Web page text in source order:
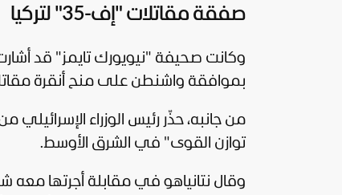
صفقة مقاتلات "إف-35" لتركيا
وكانت صحيفة "نيويورك تايمز" قد
بموافقة واشنطن على منح أنقرة مقاتلات أميركية من
من جانبه، حذّر رئيس الوزراء الإسرائيلي
توازن القوى" في الشرق الأوسط.
وقال نتانياهو في مقابلة أجرتها معه